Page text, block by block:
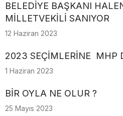
BELEDİYE BAŞKANI
MİLLETVEKİLİ SANIYOR
12 Haziran 2023
2023 SEÇİMLERİNE MHP
1 Haziran 2023
BİR OYLA NE OLUR ?
25 Mayıs 2023